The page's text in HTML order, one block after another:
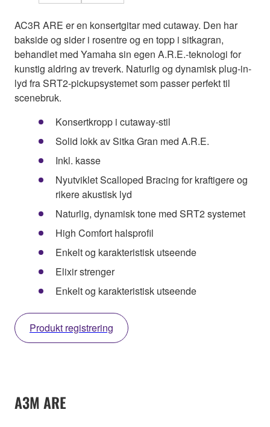
AC3R ARE er en konsertgitar med cutaway. Den har
bakside og sider i rosentre og en topp i sitkagran,
behandlet med Yamaha sin egen A.R.E.-teknologi for
kunstig aldring av treverk. Naturlig og dynamisk plug-in-
lyd fra SRT2-pickupsystemet som passer perfekt til
scenebruk.
Konsertkropp i cutaway-stil
Solid lokk av Sitka Gran med A.R.E.
Inkl. kasse
Nyutviklet Scalloped Bracing for kraftigere og
rikere akustisk lyd
Naturlig, dynamisk tone med SRT2 systemet
High Comfort halsprofil
Enkelt og karakteristisk utseende
Elixir strenger
Enkelt og karakteristisk utseende
Produkt registrering
A3M ARE